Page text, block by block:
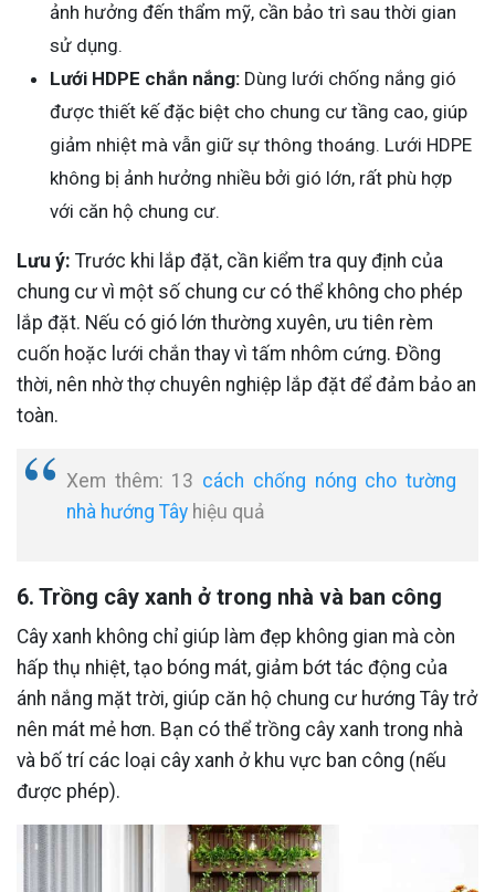
ảnh hưởng đến thẩm mỹ, cần bảo trì sau thời gian
sử dụng.
Lưới HDPE chắn nắng: Dùng lưới chống nắng gió
được thiết kế đặc biệt cho chung cư tầng cao, giúp
giảm nhiệt mà vẫn giữ sự thông thoáng. Lưới HDPE
không bị ảnh hưởng nhiều bởi gió lớn, rất phù hợp
với căn hộ chung cư.
Lưu ý: Trước khi lắp đặt, cần kiểm tra quy định của
chung cư vì một số chung cư có thể không cho phép
lắp đặt. Nếu có gió lớn thường xuyên, ưu tiên rèm
cuốn hoặc lưới chắn thay vì tấm nhôm cứng. Đồng
thời, nên nhờ thợ chuyên nghiệp lắp đặt để đảm bảo an
toàn.
Xem thêm: 13 cách chống nóng cho tường
nhà hướng Tây hiệu quả
6. Trồng cây xanh ở trong nhà và ban công
Cây xanh không chỉ giúp làm đẹp không gian mà còn
hấp thụ nhiệt, tạo bóng mát, giảm bớt tác động của
ánh nắng mặt trời, giúp căn hộ chung cư hướng Tây trở
nên mát mẻ hơn. Bạn có thể trồng cây xanh trong nhà
và bố trí các loại cây xanh ở khu vực ban công (nếu
được phép).